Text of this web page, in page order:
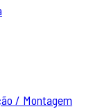
/ Montagem